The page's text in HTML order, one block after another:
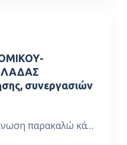
συνεργασιών
παρακαλώ κά…